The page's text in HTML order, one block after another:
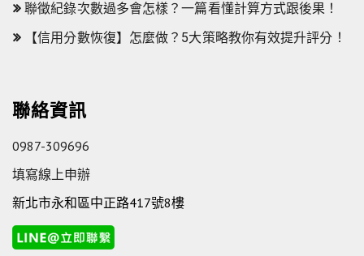
聯徵紀錄次數過多會怎樣？一篇看懂計算方式跟後果！
【信用分數恢復】怎麼做？5大策略教你有效提升評分！
聯絡資訊
0987-309696
填寫線上申辦
新北市永和區中正路417號8樓